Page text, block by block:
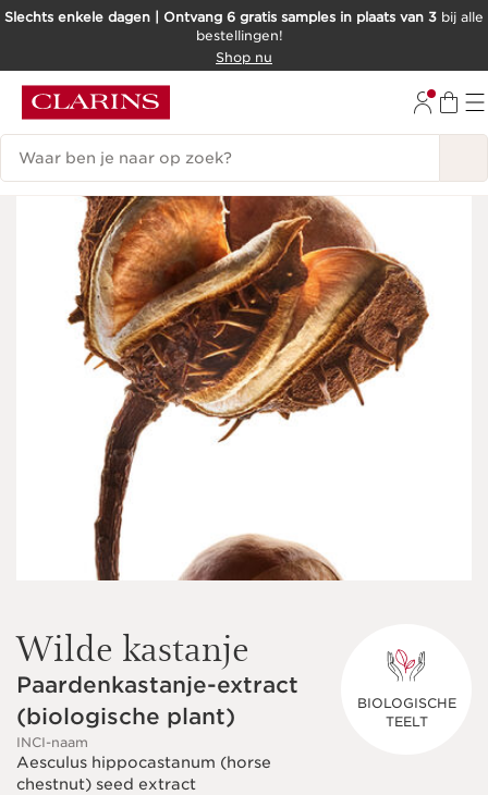
DOORGAAN NAAR INHOUD
Slechts enkele dagen | Ontvang 6 gratis samples in plaats van 3 bij alle
bestellingen!
Shop nu
Zoekgeschiedenis
Wilde kastanje
Paardenkastanje-extract
(biologische plant)
INCI-naam
Aesculus hippocastanum (horse
chestnut) seed extract
BIOLOGISCHE
TEELT